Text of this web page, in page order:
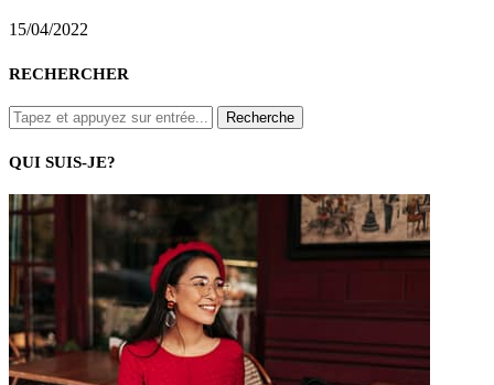
15/04/2022
RECHERCHER
QUI SUIS-JE?